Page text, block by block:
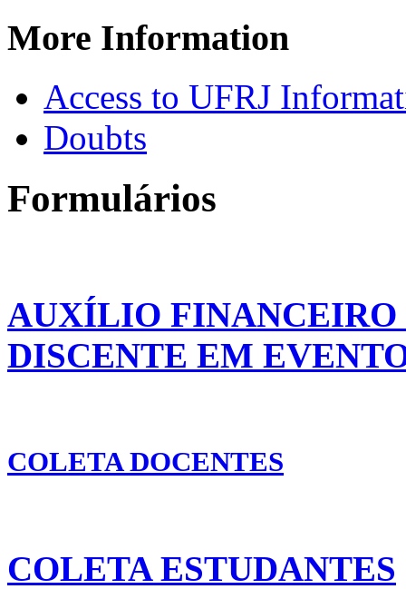
More Information
Access to UFRJ
Doubts
Formulários
AUXÍLIO FINANCEIRO
DISCENTE EM
COLETA DOCENTES
COLETA ESTUDANTES